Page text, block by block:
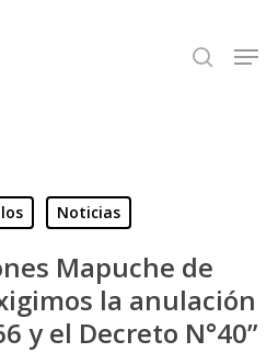
search
Noticias
Mapuche de
la anulación
y el Decreto N°40”
Close